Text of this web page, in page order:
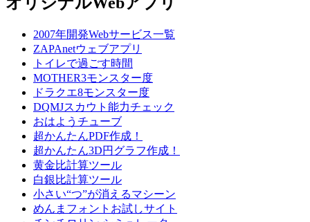
2007年開発Webサービス一覧
ZAPAnetウェブアプリ
トイレで過ごす時間
MOTHER3モンスター度
ドラクエ8モンスター度
DQMJスカウト能力チェック
おはようチューブ
超かんたんPDF作成！
超かんたん3D円グラフ作成！
黄金比計算ツール
白銀比計算ツール
小さい“つ”が消えるマシーン
めんまフォントお試しサイト